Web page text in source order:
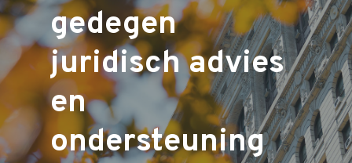
gedegen
juridischadvies
en
ondersteuning